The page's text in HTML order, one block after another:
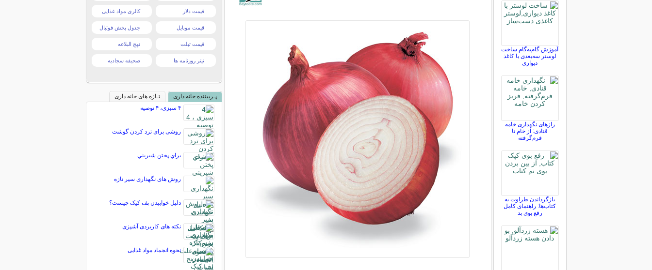
آموزش گام‌به‌گام ساخت
لوستر سه‌بعدی با کاغذ
دیواری
رازهای نگهداری خامه
قنادی: از خام تا
فرم‌گرفته
بازگرداندن طراوت به
کتاب‌ها: راهنمای کامل
رفع بوی بد
قیمت دلار کالری مواد غذایی
قیمت موبایل جدول پخش فوتبال
قیمت تبلت نهج البلاغه
تیتر روزنامه ها صحیفه سجادیه
پـربیننده خانه داری
تـازه های خانه داری
۴ سبزی، ۴ توصیه
روشی برای ترد کردن گوشت
براي پختن شيريني
روش های نگهداری سیر تازه
دلیل خوابیدن پف کیک چیست؟
نکته های کاربردی آشپزی
نحوه انجماد مواد غذایی